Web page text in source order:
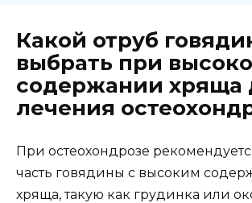
Какой отруб
выбрать при
содержании хряща
лечения
При остеохондрозе
часть говядины с высоким
хряща, такую как грудинка или